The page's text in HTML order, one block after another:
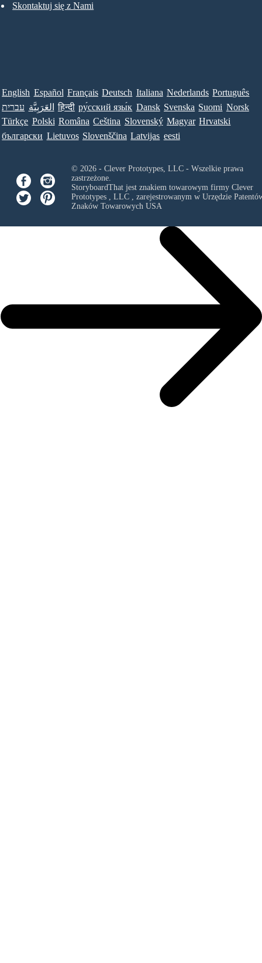
Skontaktuj się z Nami
English Español Français Deutsch Italiana Nederlands Português
עברית العَرَبِيَّة हिन्दी ру́сский язы́к Dansk Svenska Suomi Norsk
Türkçe Polski Româna Ceština Slovenský Magyar Hrvatski
български Lietuvos Slovenščina Latvijas eesti
© 2026 - Clever Prototypes, LLC - Wszelkie prawa
zastrzeżone.
StoryboardThat jest znakiem towarowym firmy Clever
Prototypes , LLC, zarejestrowanym w Urzędzie
Znaków Towarowych USA